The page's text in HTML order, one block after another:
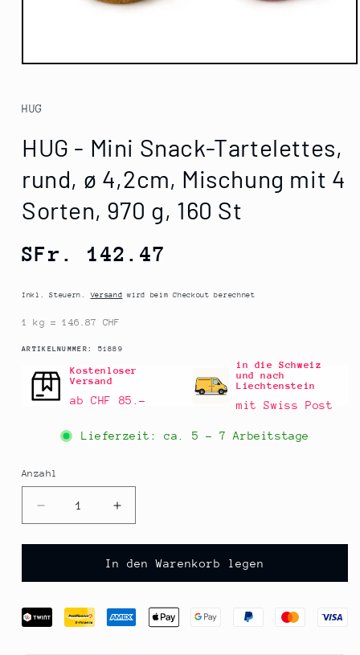
Medien
Modal
öffnen
HUG
HUG - Mini Snack-Tartelettes,
rund, ø 4,2cm, Mischung mit 4
Sorten, 970 g, 160 St
Normaler
SFr. 142.47
Inkl. Steuern.Versand wird beim Checkout berechnet
1 kg = 146.87 CHF
ARTIKELNUMMER: SKU:
51889
Kostenloser
Versand
ab CHF 85.–
in die Schweiz
und nach
Liechtenstein
mit Swiss Post
Lieferzeit: ca. 5 - 7 Arbeitstage
Anzahl
Anzahl
Verringere
die
Menge
HUG
Mini
Snack-
Erhöhe
die
Menge
für
HUG
Mini
Snack-
In den Warenkorb legen